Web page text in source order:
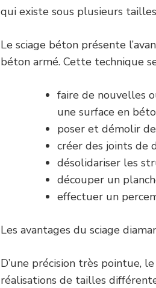
qui existe sous plusieurs
Le sciage béton présente
béton armé. Cette technique
faire de nouvelles
une surface en
poser et démolir
créer des joints de
désolidariser les
découper un
effectuer un
Les avantages du sciage
D’une précision très pointue,
réalisations de tailles